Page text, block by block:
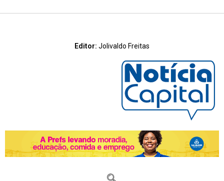
Editor: Jolivaldo Freitas